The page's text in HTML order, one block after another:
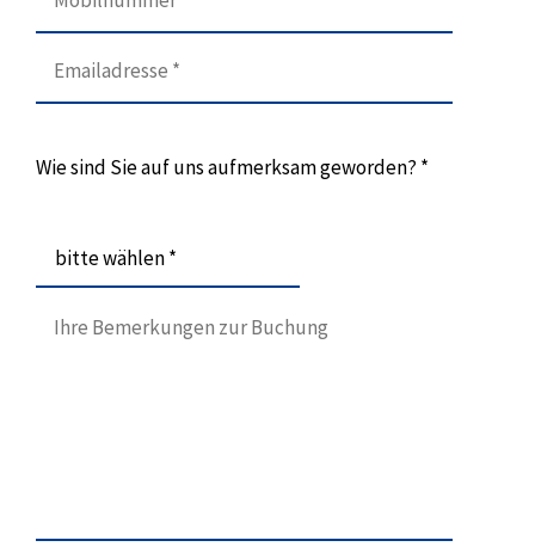
Wie sind Sie auf uns aufmerksam geworden? *
bitte wählen *